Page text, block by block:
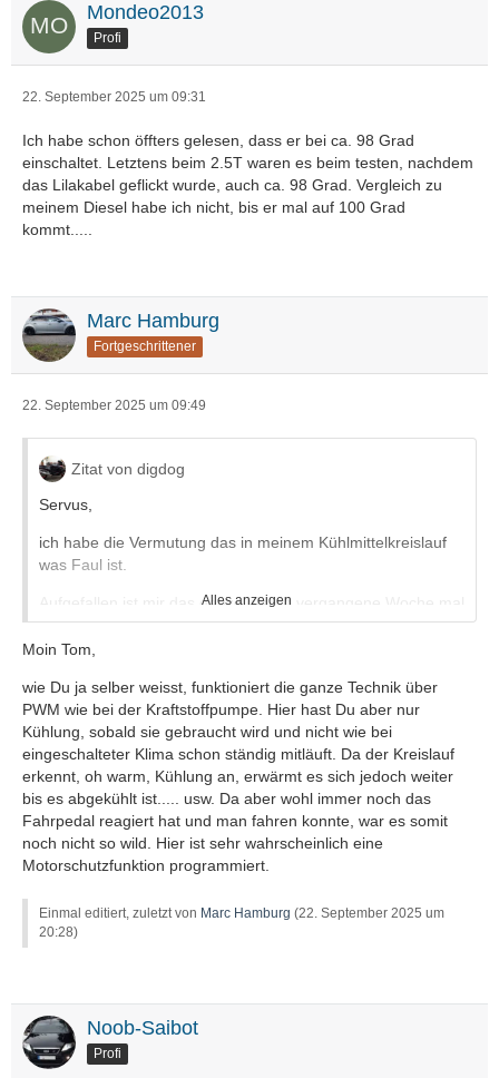
Mondeo2013
Profi
22. September 2025 um 09:31
Ich habe schon öffters gelesen, dass er bei ca. 98 Grad
einschaltet. Letztens beim 2.5T waren es beim testen, nachdem
das Lilakabel geflickt wurde, auch ca. 98 Grad. Vergleich zu
meinem Diesel habe ich nicht, bis er mal auf 100 Grad
kommt.....
Marc Hamburg
Fortgeschrittener
22. September 2025 um 09:49
Zitat von digdog
Servus,
ich habe die Vermutung das in meinem Kühlmittelkreislauf
was Faul ist.
Aufgefallen ist mir das ganze als ich vergangene Woche mal
als Beifahrer unterwegs war und meine Damen mit im
Auto saßen. Deren erste Amtshandlung ist nämlich die
komplette Klimaautomatik auszuschalten da sie das nicht
vertragen
und lieber mit offenem Fenster fahren.
Da ein wenig stop and go angesagt war sprang mir auf
einmal die Kühlmitteltemperatur ins Auge die da auf einmal
100 Grad angezeigt hat ( Convers Mod).
Kenne ich so nicht normal bei eingeschalteter
90 Grad außer bei Vollgasorgien oder Anhängerbetrieb.
bei 90 einpendelt.
Frage wäre nun erst mal wann sollte sich denn der E-Lüfter
Alles anzeigen
Moin Tom,
wie Du ja selber weisst, funktioniert die ganze Technik über
PWM wie bei der Kraftstoffpumpe. Hier hast Du aber nur
Kühlung, sobald sie gebraucht wird und nicht wie bei
eingeschalteter Klima schon ständig mitläuft. Da der Kreislauf
erkennt, oh warm, Kühlung an, erwärmt es sich jedoch weiter
bis es abgekühlt ist..... usw. Da aber wohl immer noch das
Fahrpedal reagiert hat und man fahren konnte, war es somit
noch nicht so wild. Hier ist sehr wahrscheinlich eine
Motorschutzfunktion programmiert.
Einmal editiert, zuletzt von Marc Hamburg (22. September 2025 um
20:28)
Noob-Saibot
Profi